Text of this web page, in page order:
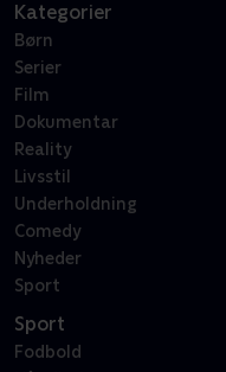
Kategorier
Børn
Serier
Film
Dokumentar
Reality
Livsstil
Underholdning
Comedy
Nyheder
Sport
Sport
Fodbold